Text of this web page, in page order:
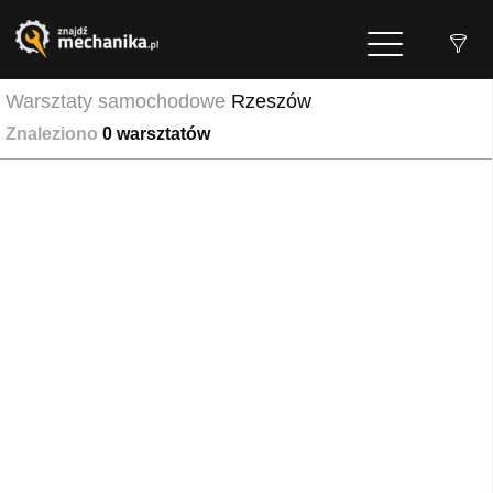
Warsztaty samochodowe Rzeszów
Znaleziono 0 warsztatów